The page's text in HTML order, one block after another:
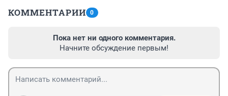
КОММЕНТАРИИ 0
Пока нет ни одного комментария.
Начните обсуждение первым!